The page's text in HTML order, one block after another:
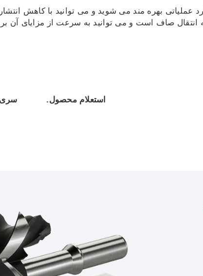
صاف است و می توانید به سرعت از مزایای آن
استعلام محصول.